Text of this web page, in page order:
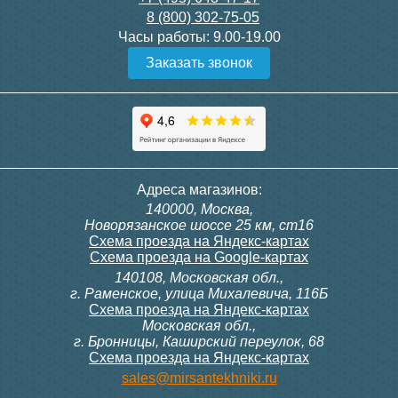
Конвектор ITT.080.200.1300
с решеткой GRILL.SGW-20-
Конвектор ITT.080.200.1000
с решеткой GRILL.SGW-20-
Конвектор ITT.080.200.1000
с решеткой GRILL.SGW-20-
Конвектор ITT.080.200.900 с
решеткой GRILL.SGA-20-
Подробнее Подробнее
Siemens VDN 115, прямой
3 300
ITTB на DIN рейку
23 500
8 (800) 302-75-05
Часы работы: 9.00-19.00
Заказать звонок
Адреса магазинов:
140000, Москва,
Новорязанское шоссе 25 км, ст16
Схема проезда на Яндекс-картах
Схема проезда на Google-картах
140108, Московская обл.,
г. Раменское, улица Михалевича, 116Б
Схема проезда на Яндекс-картах
Московская обл.,
г. Бронницы, Каширский переулок, 68
Схема проезда на Яндекс-картах
sales@mirsantekhniki.ru